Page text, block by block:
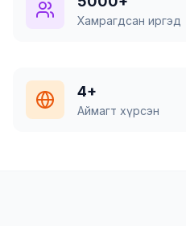
Хамрагдсан иргэд
4+
Аймагт хүрсэн